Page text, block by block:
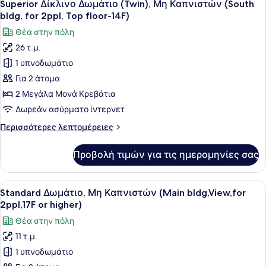
bldg/view
not
specified)
Μη
Καπνιστών
(For
2
People,
bldg/view
not
όλων
των
φωτογραφιών
για
Superior
Δίκλινο
Δωμάτιο
(Twin),
Μη
Καπνιστών
for
2ppl,
Top
floor-
14F)
Superior Δίκλινο Δωμάτιο (Twin), Μη Καπνιστών (South
bldg, for 2ppl, Top floor-14F)
Θέα στην πόλη
26 τ.μ.
1 υπνοδωμάτιο
Για 2 άτομα
2 Μεγάλα Μονά Κρεβάτια
Δωρεάν ασύρματο ίντερνετ
Περισσότερες λεπτομέρειες
Περισσότερες
Δίκλινο
Δωμάτιο
(Twin),
Μη
Καπνιστών
(South
bldg,
for
2ppl,
Προβολή τιμών για τις ημερομηνίες σας
Προβολή
όλων
των
φωτογραφιών
για
Standard
Ένα δωμάτιο ξενοδοχείου με ένα
38
Standard Δωμάτιο, Μη Καπνιστών (Main bldg,View,for
2ppl,17F or higher)
Θέα στην πόλη
11 τ.μ.
1 υπνοδωμάτιο